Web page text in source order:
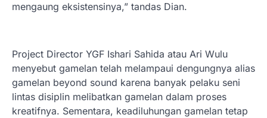
mengaung eksistensinya,” tandas Dian.
Project Director YGF Ishari Sahida atau Ari Wulu
menyebut gamelan telah melampaui dengungnya alias
gamelan beyond sound karena banyak pelaku seni
lintas disiplin melibatkan gamelan dalam proses
kreatifnya. Sementara, keadiluhungan gamelan tetap